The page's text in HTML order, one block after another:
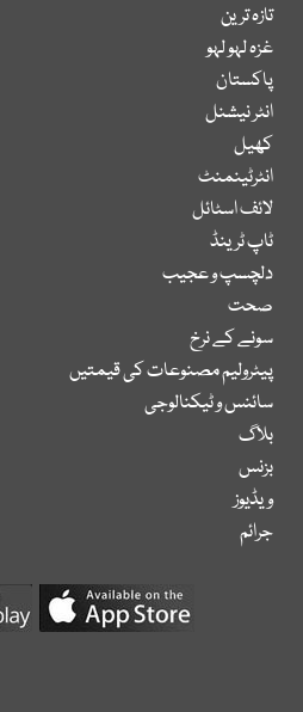
تازہ ترین
غزہ لہو لہو
پاکستان
انٹر نیشنل
کھیل
انٹرٹینمنٹ
لائف اسٹائل
ٹاپ ٹرینڈ
دلچسپ و عجیب
صحت
سونے کے نرخ
پیٹرولیم مصنوعات کی قیمتیں
سائنس و ٹیکنالوجی
بلاگ
بزنس
ویڈیوز
جرائم